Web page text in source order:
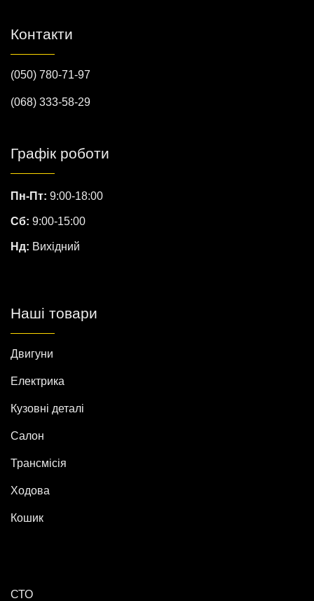
Контакти
(050) 780-71-97
(068) 333-58-29
Графік роботи
Пн-Пт: 9:00-18:00
Сб: 9:00-15:00
Нд: Вихідний
Наші товари
Двигуни
Електрика
Кузовні деталі
Салон
Трансмісія
Ходова
Кошик
СТО